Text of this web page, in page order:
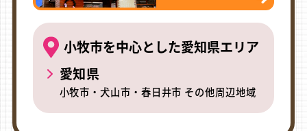
小牧市を中心とした愛知県エリア
愛知県
小牧市・犬山市・春日井市 その他周辺地域